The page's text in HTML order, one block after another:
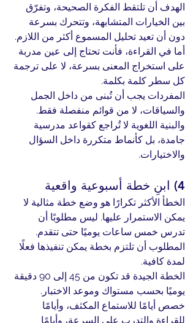
الهدف أن تلتقط الفكرة الصحيحة، وتفرّق
بين الخيارات المتشابهة، وتتحرك بسرعة
دون أن تعيد تحليل المسموع أكثر من اللازم.
أما في القراءة، فأنت تحتاج إلى عين مدربة
على استخراج المعنى بسرعة، لا على ترجمة
كل سطر كلمة بكلمة.
المفردات يجب أن تُبنى من داخل الجمل
والسياقات، لا من قوائم منفصلة فقط.
والبنية اللغوية لا تُراجع كقواعد مدرسية
جامدة، بل كأنماط متكررة داخل السؤال
والاختيارات.
4) ابنِ خطة أسبوعية واقعية
الخطأ الأكثر تكرارًا هو وضع خطة مثالية لا
يمكن الاستمرار عليها. ليس مطلوبًا أن
تدرس خمس ساعات يوميًا حتى تتقدم.
المطلوب أن تلتزم بخطة يمكن تنفيذها فعلًا
لمدة كافية.
الخطة الجيدة قد تكون من 45 إلى 90 دقيقة
يوميًا بحسب مستواك وموعد الاختبار.
خصص أيامًا للاستماع المكثف، وأيامًا
للقراءة والتدرب على السرعة، وأيامًا